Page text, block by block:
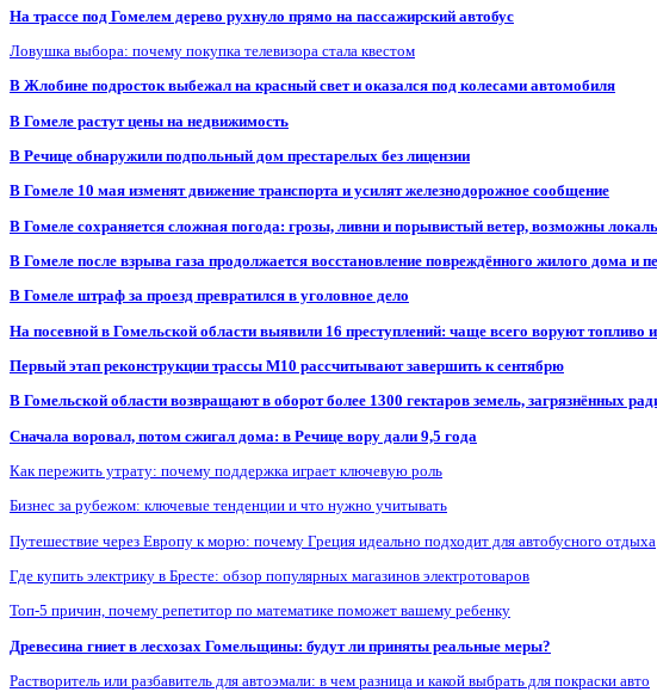
На трассе под Гомелем дерево рухнуло прямо на пассажирский автобус
Ловушка выбора: почему покупка телевизора стала квестом
В Жлобине подросток выбежал на красный свет и оказался под колесами автомобиля
В Гомеле растут цены на недвижимость
В Речице обнаружили подпольный дом престарелых без лицензии
В Гомеле 10 мая изменят движение транспорта и усилят железнодорожное сообщение
В Гомеле сохраняется сложная погода: грозы, ливни и порывистый ветер, возможны
В Гомеле после взрыва газа продолжается восстановление повреждённого жилого дома и
В Гомеле штраф за проезд превратился в уголовное дело
На посевной в Гомельской области выявили 16 преступлений: чаще всего воруют топливо
Первый этап реконструкции трассы М10 рассчитывают завершить к сентябрю
В Гомельской области возвращают в оборот более 1300 гектаров земель, загрязнённых
Сначала воровал, потом сжигал дома: в Речице вору дали 9,5 года
Как пережить утрату: почему поддержка играет ключевую роль
Бизнес за рубежом: ключевые тенденции и что нужно учитывать
Путешествие через Европу к морю: почему Греция идеально подходит для автобусного отдыха
Где купить электрику в Бресте: обзор популярных магазинов электротоваров
Топ-5 причин, почему репетитор по математике поможет вашему ребенку
Древесина гниет в лесхозах Гомельщины: будут ли приняты реальные меры?
Растворитель или разбавитель для автоэмали: в чем разница и какой выбрать для покраски авто